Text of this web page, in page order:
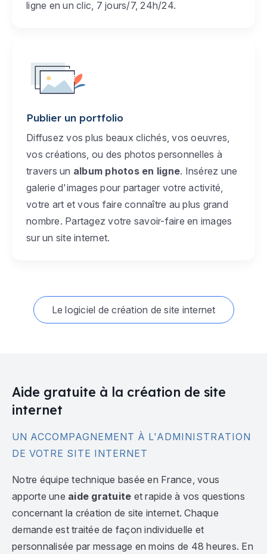
ligne en un clic, 7 jours/7, 24h/24.
Publier un portfolio
Diffusez vos plus beaux clichés, vos oeuvres,
vos créations, ou des photos personnelles à
travers un album photos en ligne. Insérez une
galerie d'images pour partager votre activité,
votre art et vous faire connaître au plus grand
nombre. Partagez votre savoir-faire en images
sur un site internet.
Le logiciel de création de site internet
Aide gratuite à la création de site
internet
UN ACCOMPAGNEMENT À L'ADMINISTRATION
DE VOTRE SITE INTERNET
Notre équipe technique basée en France, vous
apporte une aide gratuite et rapide à vos questions
concernant la création de site internet. Chaque
demande est traitée de façon individuelle et
personnalisée par message en moins de 48 heures. En